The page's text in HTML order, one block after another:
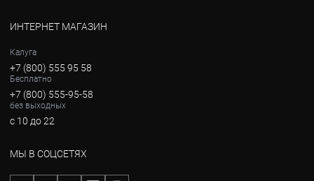
ИНТЕРНЕТ МАГАЗИН
Калуга
+7 (800) 555 95 58
Бесплатно
+7 (800) 555-95-58
без выходных
с 10 до 22
МЫ В СОЦСЕТЯХ